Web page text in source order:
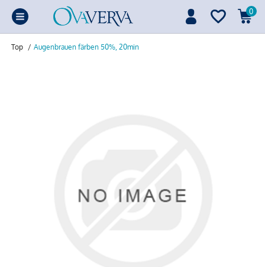
0
Top / Augenbrauen färben 50%, 20min